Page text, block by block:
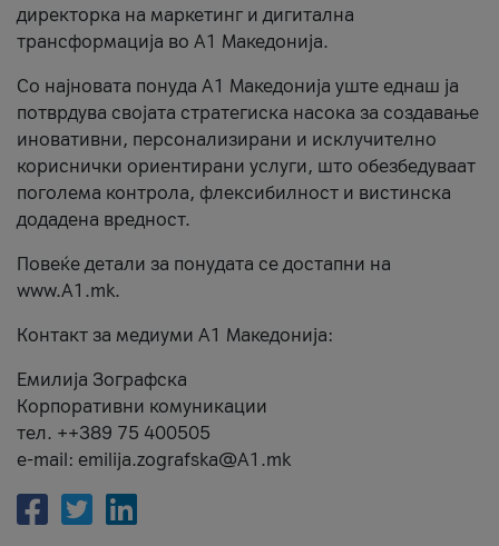
директорка на маркетинг и дигитална
трансформација во А1 Македонија.
Со најновата понуда А1 Македонија уште еднаш ја
потврдува својата стратегиска насока за создавање
иновативни, персонализирани и исклучително
кориснички ориентирани услуги, што обезбедуваат
поголема контрола, флексибилност и вистинска
додадена вредност.
Повеќе детали за понудата се достапни на
www.А1.mk.
Контакт за медиуми А1 Македонија:
Емилија Зографска
Корпоративни комуникации
тел. ++389 75 400505
e-mail: emilija.zografska@A1.mk